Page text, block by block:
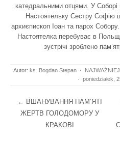
катедральними отцями. У Соборі
Настоятельку Сестру Софію
архиєпископ Іоан та парох
Настоятелка перебуває в
зустрічі зроблено
Autor: ks. Bogdan Stepan ·
· poniedziałek,
Post navigation
← ВШАНУВАННЯ ПАМ’ЯТІ
ЖЕРТВ ГОЛОДОМОРУ У
КРАКОВІ